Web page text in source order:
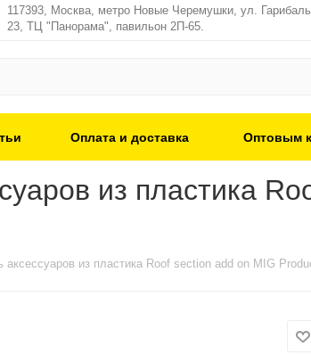
117393, Москва, метро Новые Черемушки, ул.
23, ТЦ "Панорама", павильон 2П-65.
Оплата и доставка Оптовым
из пластика
из пластика Roof section add on MIG